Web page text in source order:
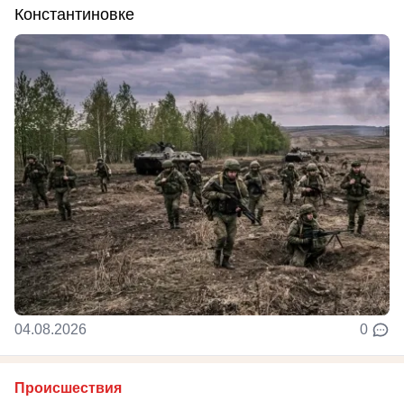
Константиновке
04.08.2026 0
Происшествия